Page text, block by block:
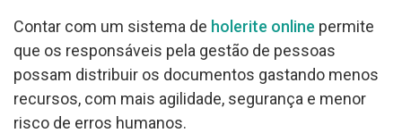
Contar com um sistema de holerite online permite
que os responsáveis pela gestão de pessoas
possam distribuir os documentos gastando menos
recursos, com mais agilidade, segurança e menor
risco de erros humanos.